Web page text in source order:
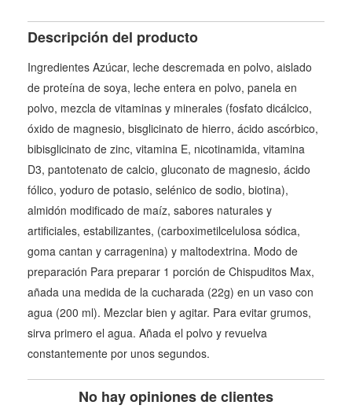
Descripción del producto
Ingredientes Azúcar, leche descremada en polvo, aislado
de proteína de soya, leche entera en polvo, panela en
polvo, mezcla de vitaminas y minerales (fosfato dicálcico,
óxido de magnesio, bisglicinato de hierro, ácido ascórbico,
bibisglicinato de zinc, vitamina E, nicotinamida, vitamina
D3, pantotenato de calcio, gluconato de magnesio, ácido
fólico, yoduro de potasio, selénico de sodio, biotina),
almidón modificado de maíz, sabores naturales y
artificiales, estabilizantes, (carboximetilcelulosa sódica,
goma cantan y carragenina) y maltodextrina. Modo de
preparación Para preparar 1 porción de Chispuditos Max,
añada una medida de la cucharada (22g) en un vaso con
agua (200 ml). Mezclar bien y agitar. Para evitar grumos,
sirva primero el agua. Añada el polvo y revuelva
constantemente por unos segundos.
No hay opiniones de clientes